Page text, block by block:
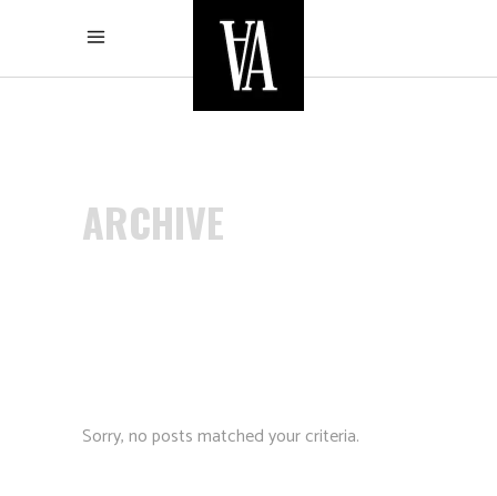
ARCHIVE
Sorry, no posts matched your criteria.